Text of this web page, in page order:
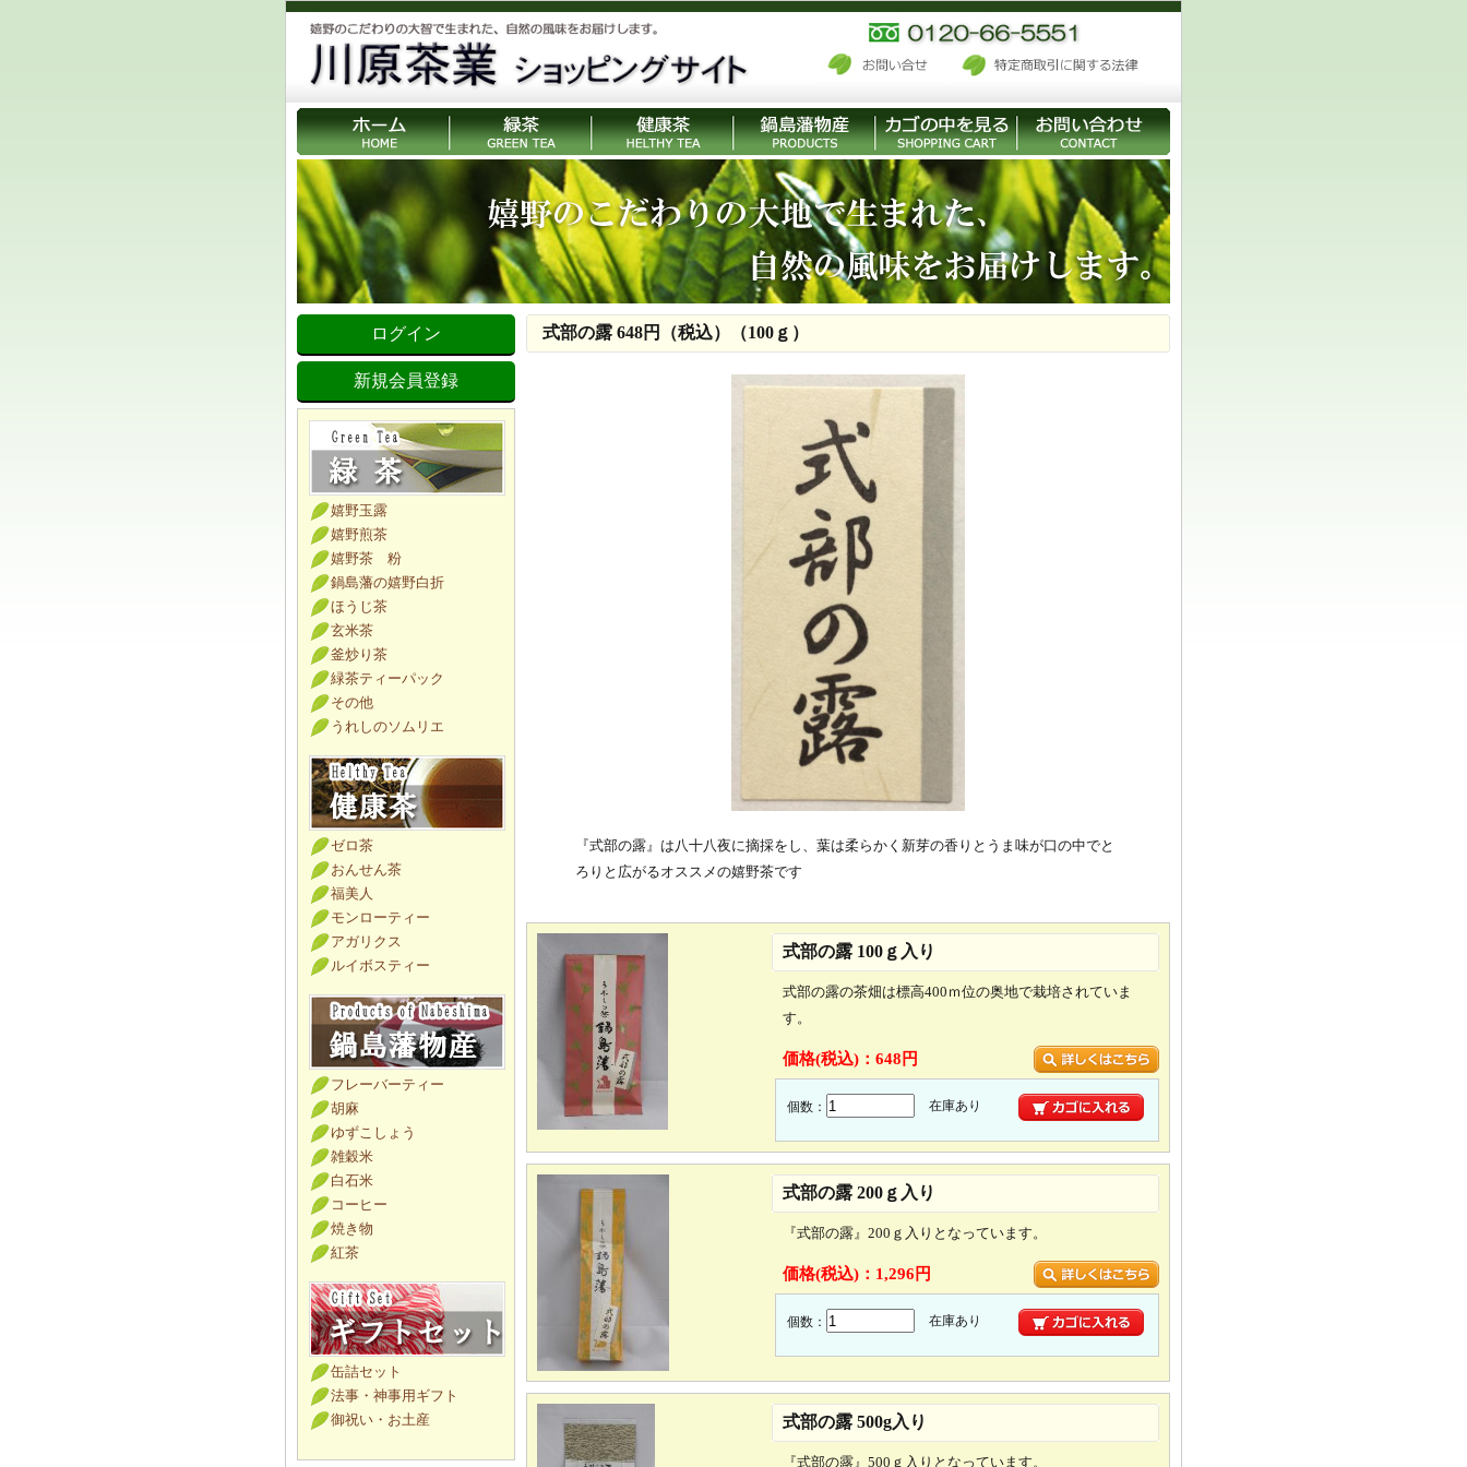
ログイン
新規会員登録
嬉野玉露
嬉野煎茶
嬉野茶 粉
鍋島藩の嬉野白折
ほうじ茶
玄米茶
釜炒り茶
緑茶ティーパック
その他
うれしのソムリエ
ゼロ茶
おんせん茶
福美人
モンローティー
アガリクス
ルイボスティー
フレーバーティー
胡麻
ゆずこしょう
雑穀米
白石米
コーヒー
焼き物
紅茶
缶詰セット
法事・神事用ギフト
御祝い・お土産
式部の露 648円（税込）（100ｇ）
『式部の露』は八十八夜に摘採をし、葉は柔らかく新芽の香りとうま味が口の中でと
ろりと広がるオススメの嬉野茶です
式部の露 100ｇ入り
式部の露の茶畑は標高400ｍ位の奥地で栽培されていま
す。
価格(税込)： 648円
個数： 在庫あり
式部の露 200ｇ入り
『式部の露』200ｇ入りとなっています。
価格(税込)： 1,296円
個数： 在庫あり
式部の露 500g入り
『式部の露』500ｇ入りとなっています。